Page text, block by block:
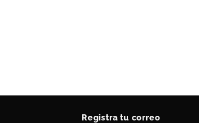
Registra tu correo